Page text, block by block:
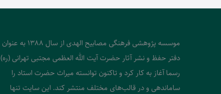
موسسه پژوهشی فرهنگی مصابیح الهدی از سال 1388 به عنوان
دفتر حفظ و نشر آثار حضرت آیت الله العظمی مجتبی تهرانی (ره)
رسما آغاز به کار کرد و تاکنون توانسته میراث حضرت استاد را
ساماندهی و در قالب‌های مختلف منتشر کند. این سایت تنها